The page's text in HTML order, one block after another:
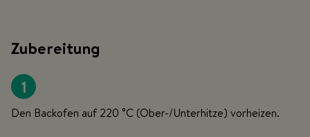
Zubereitung
1
Den Backofen auf 220 °C (Ober-/Unterhitze) vorheizen.